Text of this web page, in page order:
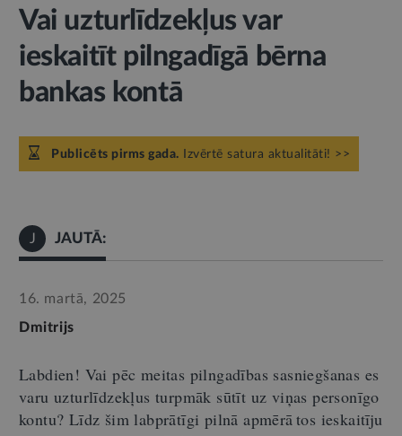
Vai uzturlīdzekļus var
ieskaitīt pilngadīgā bērna
bankas kontā
Publicēts pirms gada. Izvērtē satura aktualitāti! >>
J JAUTĀ:
16. martā, 2025
Dmitrijs
Labdien! Vai pēc meitas pilngadības sasniegšanas es
varu uzturlīdzekļus turpmāk sūtīt uz viņas personīgo
kontu? Līdz šim labprātīgi pilnā apmērātos ieskaitīju